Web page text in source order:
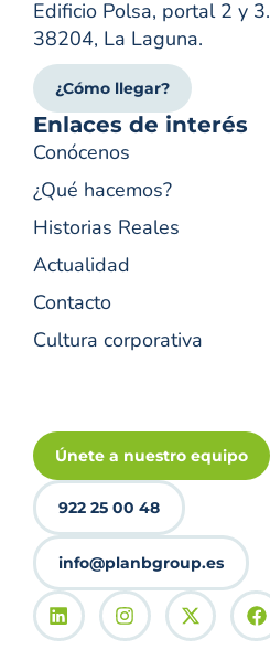
Edificio Polsa, portal 2 y 3.
38204, La Laguna.
¿Cómo llegar?
Enlaces de interés
Conócenos
¿Qué hacemos?
Historias Reales
Actualidad
Contacto
Cultura corporativa
Únete a nuestro equipo
922 25 00 48
info@planbgroup.es